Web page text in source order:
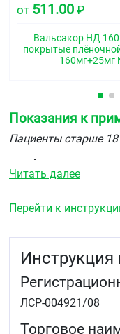
от 511.00 ₽
Вальсакор НД 160
покрытые
160мг+25мг
Показания к
Пациенты старше 18
Артериальная
Хроническая
составе
стандартной
перенесенного
систолической
при наличии
гемодинамики.
Читать далее
Перейти к
ЛСР-004921/08
Торговое